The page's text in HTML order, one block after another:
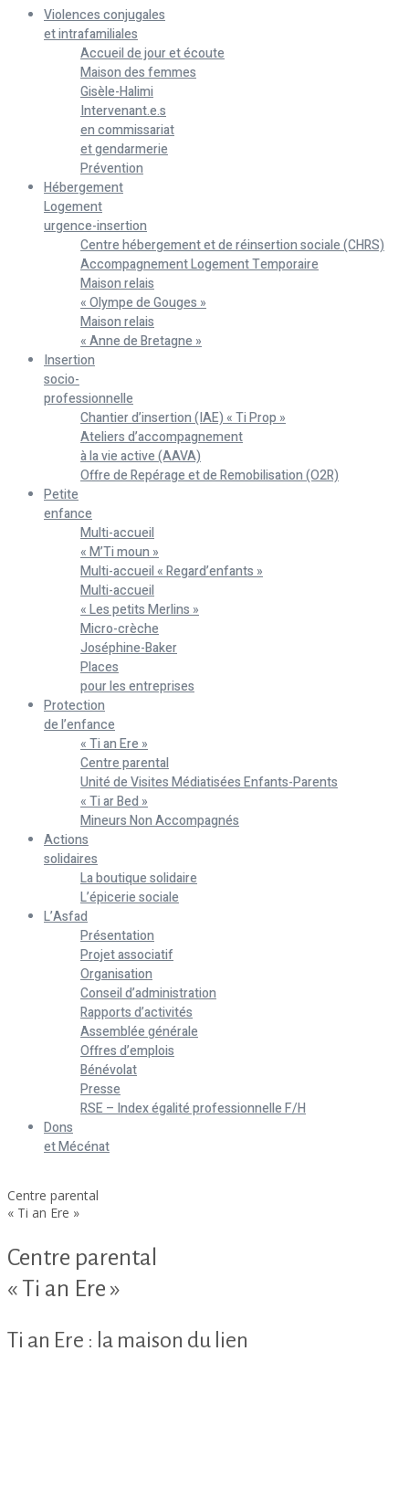
Violences conjugales
et intrafamiliales
Accueil de jour et écoute
Maison des femmes
Gisèle-Halimi
Intervenant.e.s
en commissariat
et gendarmerie
Prévention
Hébergement
Logement
urgence-insertion
Centre hébergement et de réinsertion sociale (CHRS)
Accompagnement Logement Temporaire
Maison relais
« Olympe de Gouges »
Maison relais
« Anne de Bretagne »
Insertion
socio-
professionnelle
Chantier d’insertion (IAE) « Ti Prop »
Ateliers d’accompagnement
à la vie active (AAVA)
Offre de Repérage et de Remobilisation (O2R)
Petite
enfance
Multi-accueil
« M’Ti moun »
Multi-accueil « Regard’enfants »
Multi-accueil
« Les petits Merlins »
Micro-crèche
Joséphine-Baker
Places
pour les entreprises
Protection
de l’enfance
« Ti an Ere »
Centre parental
Unité de Visites Médiatisées Enfants-Parents
« Ti ar Bed »
Mineurs Non Accompagnés
Actions
solidaires
La boutique solidaire
L’épicerie sociale
L’Asfad
Présentation
Projet associatif
Organisation
Conseil d’administration
Rapports d’activités
Assemblée générale
Offres d’emplois
Bénévolat
Presse
RSE – Index égalité professionnelle F/H
Dons
et Mécénat
Centre parental
« Ti an Ere »
Centre parental
« Ti an Ere »
Ti an Ere : la maison du lien